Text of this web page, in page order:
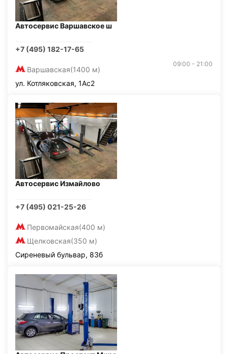
Автосервис Варшавское ш
+7 (495) 182-17-65
Варшавская(1400 м)
09:00 - 21:00
ул. Котляковская, 1Ас2
Автосервис Измайлово
+7 (495) 021-25-26
Первомайская(400 м)
Щелковская(350 м)
Сиреневый бульвар, 83б